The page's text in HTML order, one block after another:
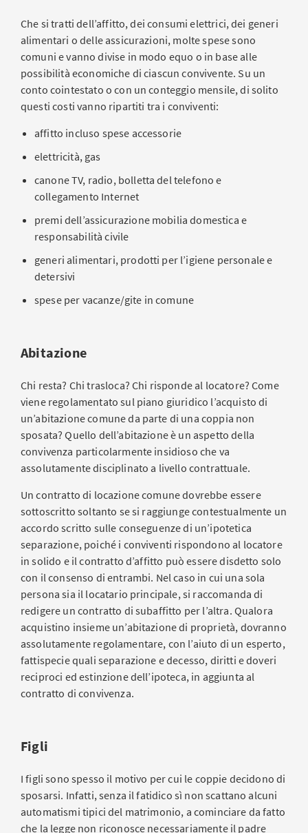
Che si tratti dell’affitto, dei consumi elettrici, dei generi
alimentari o delle assicurazioni, molte spese sono
comuni e vanno divise in modo equo o in base alle
possibilità economiche di ciascun convivente. Su un
conto cointestato o con un conteggio mensile, di solito
questi costi vanno ripartiti tra i conviventi:
affitto incluso spese accessorie
elettricità, gas
canone TV, radio, bolletta del telefono e
collegamento Internet
premi dell’assicurazione mobilia domestica e
responsabilità civile
generi alimentari, prodotti per l’igiene personale e
detersivi
spese per vacanze/gite in comune
Abitazione
Chi resta? Chi trasloca? Chi risponde al locatore? Come
viene regolamentato sul piano giuridico l’acquisto di
un’abitazione comune da parte di una coppia non
sposata? Quello dell’abitazione è un aspetto della
convivenza particolarmente insidioso che va
assolutamente disciplinato a livello contrattuale.
Un contratto di locazione comune dovrebbe essere
sottoscritto soltanto se si raggiunge contestualmente un
accordo scritto sulle conseguenze di un’ipotetica
separazione, poiché i conviventi rispondono al locatore
in solido e il contratto d’affitto può essere disdetto solo
con il consenso di entrambi. Nel caso in cui una sola
persona sia il locatario principale, si raccomanda di
redigere un contratto di subaffitto per l’altra. Qualora
acquistino insieme un’abitazione di proprietà, dovranno
assolutamente regolamentare, con l’aiuto di un esperto,
fattispecie quali separazione e decesso, diritti e doveri
reciproci ed estinzione dell’ipoteca, in aggiunta al
contratto di convivenza.
Figli
I figli sono spesso il motivo per cui le coppie decidono di
sposarsi. Infatti, senza il fatidico sì non scattano alcuni
automatismi tipici del matrimonio, a cominciare da fatto
che la legge non riconosce necessariamente il padre